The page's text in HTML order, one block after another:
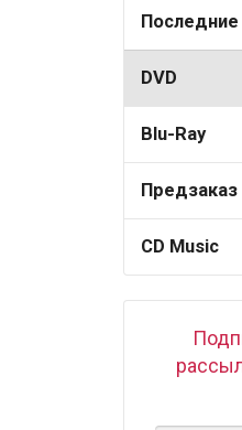
Последние
DVD
Blu-Ray
Предзаказ
CD Music